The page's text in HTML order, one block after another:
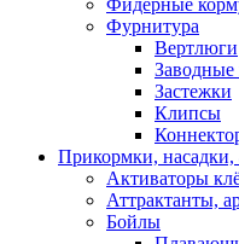
Фидерные
Фурнитура
Вертлюги
Заводные
Застежки
Клипсы
Прикормки, насадки,
Активаторы
Аттрактанты,
Бойлы